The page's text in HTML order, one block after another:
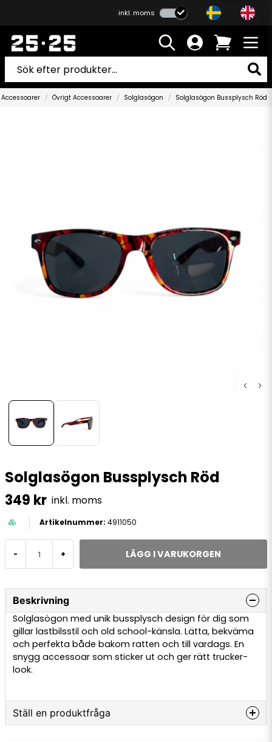
inkl. moms
Accessoarer Övrigt Accessoarer Solglasögon Solglasögon Bussplysch Röd
Solglasögon Bussplysch Röd
349 kr inkl. moms
4911050
- + LÄGG I VARUKORGEN
Beskrivning
Solglasögon med unik bussplysch design för dig som
gillar lastbilsstil och old school-känsla. Lätta, bekväma
och perfekta både bakom ratten och till vardags. En
snygg accessoar som sticker ut och ger rätt trucker-
look.
Ställ en produktfråga